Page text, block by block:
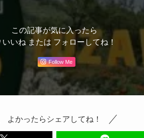
この記事が気に入ったら
いいね または フォローしてね！
Follow Me
よかったらシェアしてね！